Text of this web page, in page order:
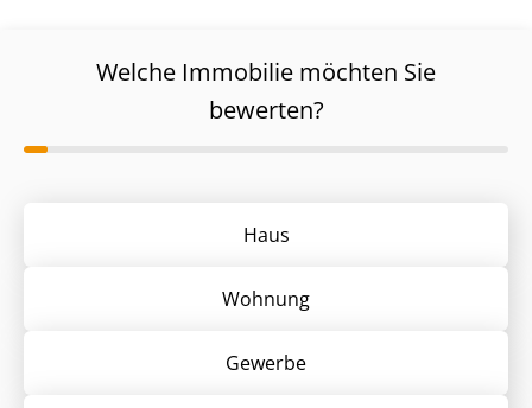
Welche Immobilie möchten Sie
bewerten?
Haus
Wohnung
Gewerbe